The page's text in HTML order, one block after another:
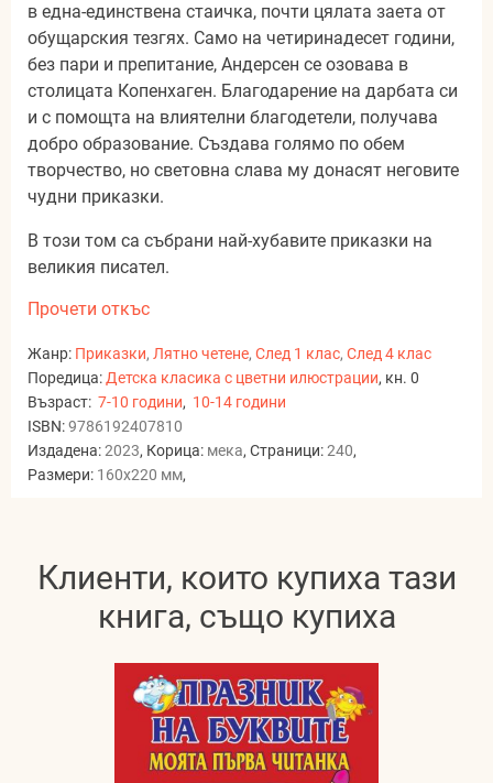
в една-единствена стаичка, почти цялата заета от
обущарския тезгях. Само на четиринадесет години,
без пари и препитание, Андерсен се озовава в
столицата Копенхаген. Благодарение на дарбата си
и с помощта на влиятелни благодетели, получава
добро образование. Създава голямо по обем
творчество, но световна слава му донасят неговите
чудни приказки.
В този том са събрани най-хубавите приказки на
великия писател.
Прочети откъс
Жанр: Приказки, Лятно четене, След 1 клас, След 4 клас
Поредица: Детска класика с цветни илюстрации, кн. 0
Възраст: 7-10 години, 10-14 години
ISBN:9786192407810
Издадена:2023, Корица: мека, Страници:240,
Размери: 160x220 мм,
Клиенти, които купиха тази
книга, също купиха